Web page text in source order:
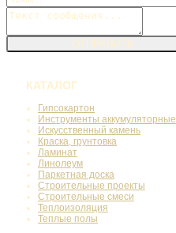
КАТАЛОГ
Гипсокартон
Инструменты аккумуляторные
Искусственный камень
Краска, грунтовка
Ламинат
Линолеум
Паркетная доска
Строительные проекты
Строительные смеси
Теплоизоляция
Теплые полы